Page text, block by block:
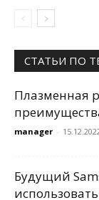
СТАТЬИ ПО
Плазменная
manager -
Будущий